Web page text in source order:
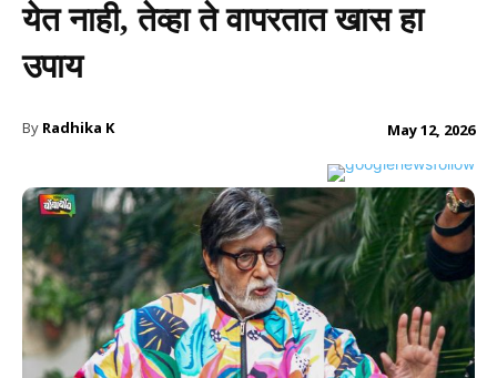
येत नाही, तेव्हा ते वापरतात खास हा
उपाय
By Radhika K May 12, 2026